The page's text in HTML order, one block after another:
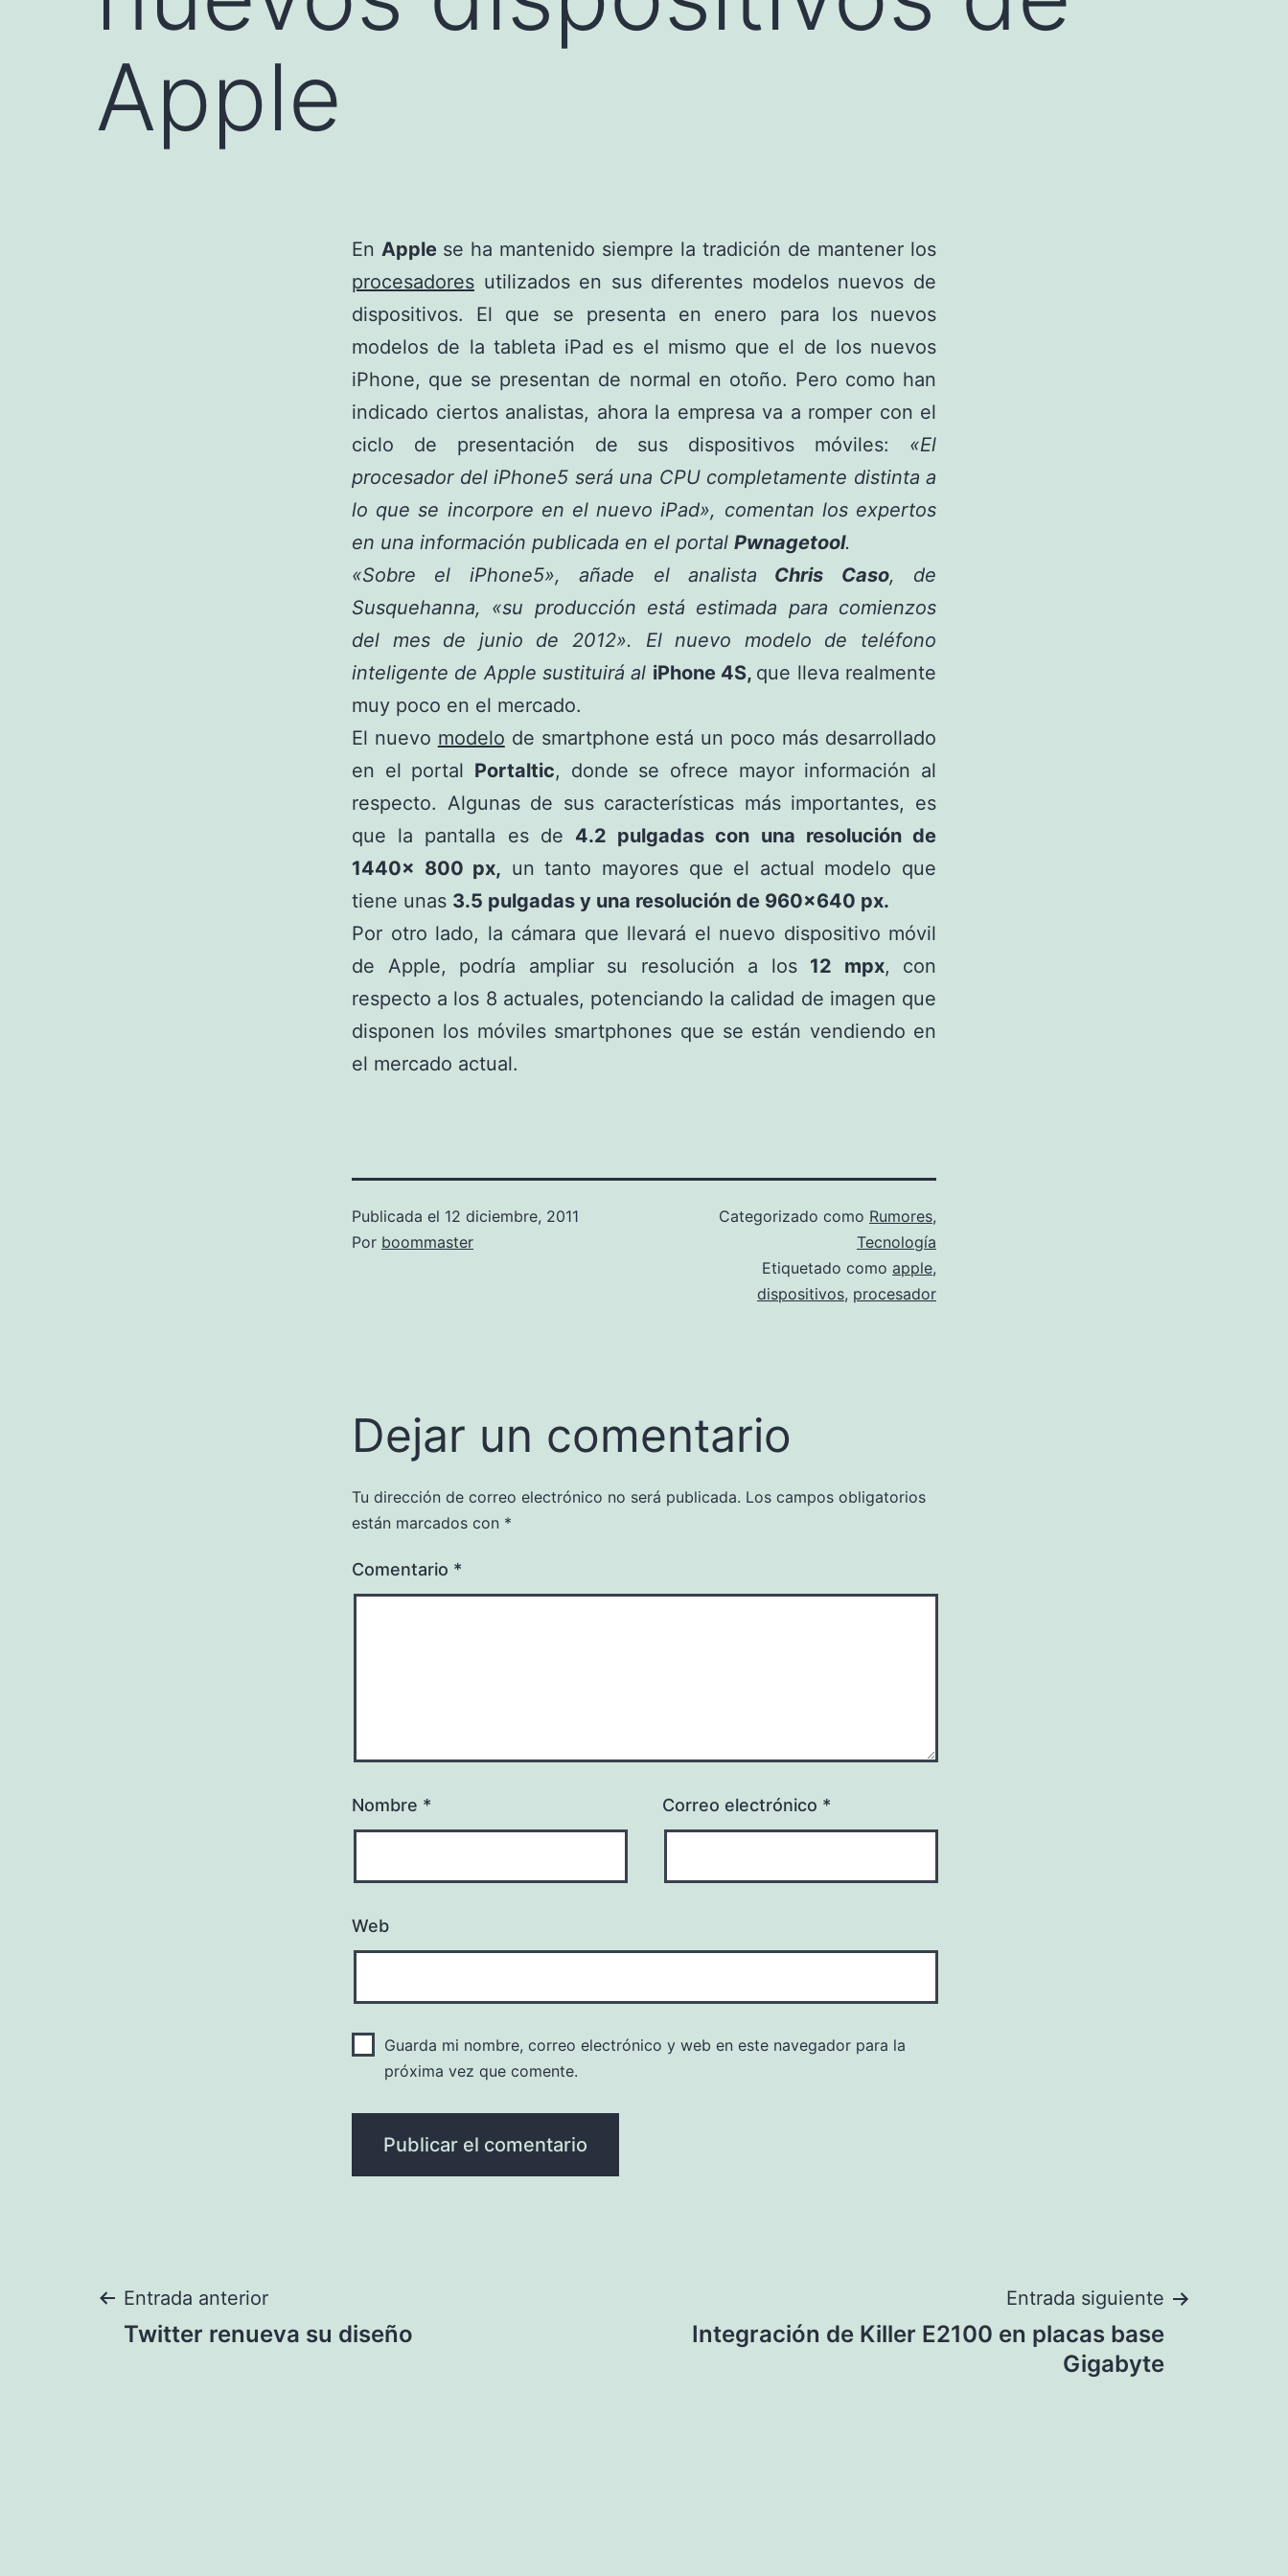
Apple
En Apple se ha mantenido siempre la tradición de mantener los
procesadores utilizados en sus diferentes modelos nuevos de
dispositivos. El que se presenta en enero para los nuevos
modelos de la tableta iPad es el mismo que el de los nuevos
iPhone, que se presentan de normal en otoño. Pero como han
indicado ciertos analistas, ahora la empresa va a romper con el
ciclo de presentación de sus dispositivos móviles: «El
procesador del iPhone5 será una CPU completamente distinta a
lo que se incorpore en el nuevo iPad», comentan los expertos
en una información publicada en el portal Pwnagetool.
«Sobre el iPhone5», añade el analista Chris Caso, de
Susquehanna, «su producción está estimada para comienzos
del mes de junio de 2012». El nuevo modelo de teléfono
inteligente de Apple sustituirá al iPhone 4S, que lleva realmente
muy poco en el mercado.
El nuevo modelo de smartphone está un poco más desarrollado
en el portal Portaltic, donde se ofrece mayor información al
respecto. Algunas de sus características más importantes, es
que la pantalla es de 4.2 pulgadas con una resolución de
1440x 800 px, un tanto mayores que el actual modelo que
tiene unas 3.5 pulgadas y una resolución de 960×640 px.
Por otro lado, la cámara que llevará el nuevo dispositivo móvil
de Apple, podría ampliar su resolución a los 12 mpx, con
respecto a los 8 actuales, potenciando la calidad de imagen que
disponen los móviles smartphones que se están vendiendo en
el mercado actual.
Publicada el 12 diciembre, 2011
Por boommaster
Categorizado como Rumores,
Tecnología
Etiquetado como apple,
dispositivos, procesador
Dejar un comentario
Tu dirección de correo electrónico no será publicada. Los campos obligatorios
están marcados con *
Comentario *
Nombre * Correo electrónico *
Web
Guarda mi nombre, correo electrónico y web en este navegador para la
próxima vez que comente.
Navegación
Entrada anterior
Twitter renueva su diseño
Entrada siguiente
Integración de Killer E2100 en placas base
Gigabyte